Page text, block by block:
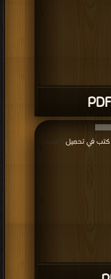
كتب في تحميل
| التحميل :